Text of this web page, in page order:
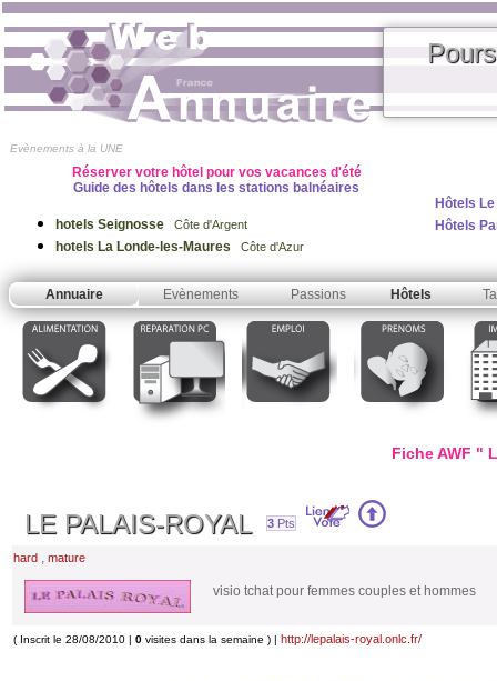
Evènements à la UNE
Réserver votre hôtel pour vos vacances d'été
Guide des hôtels dans les stations balnéaires
hotels Seignosse Côte d'Argent
hotels La Londe-les-Maures Côte d'Azur
Hôtels
Hôtels
Annuaire Evènements Passions Hôtels
Fiche AWF "
LE PALAIS-ROYAL 3 Pts
hard , mature
visio tchat pour femmes couples et hommes
( Inscrit le 28/08/2010 | 0 visites dans la semaine ) | http://lepalais-royal.onlc.fr/